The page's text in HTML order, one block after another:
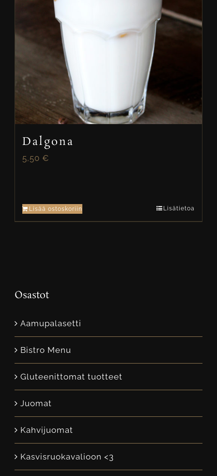
Dalgona
5,50 €
Lisää ostoskoriin Lisätietoa
Osastot
Aamupalasetti
Bistro Menu
Gluteenittomat tuotteet
Juomat
Kahvijuomat
Kasvisruokavalioon <3